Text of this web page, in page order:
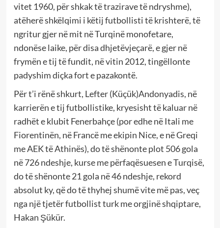
vitet 1960, për shkak të trazirave të ndryshme),
atëherë shkëlqimi i këtij futbollisti të krishterë, të
ngritur gjer në mit në Turqinë monofetare,
ndonëse laike, për disa dhjetëvjeçarë, e gjer në
frymën e tij të fundit, në vitin 2012, tingëllonte
padyshim diçka fort e pazakontë.
Për t’i rënë shkurt, Lefter (Küçük)Andonyadis, në
karrierën e tij futbollistike, kryesisht të kaluar në
radhët e klubit Fenerbahçe (por edhe në Itali me
Fiorentinën, në Francë me ekipin Nice, e në Greqi
me AEK të Athinës), do të shënonte plot 506 gola
në 726 ndeshje, kurse me përfaqësuesen e Turqisë,
do të shënonte 21 gola në 46 ndeshje, rekord
absolut ky, që do të thyhej shumë vite më pas, veç
nga një tjetër futbollist turk me orgjinë shqiptare,
Hakan Şükür.